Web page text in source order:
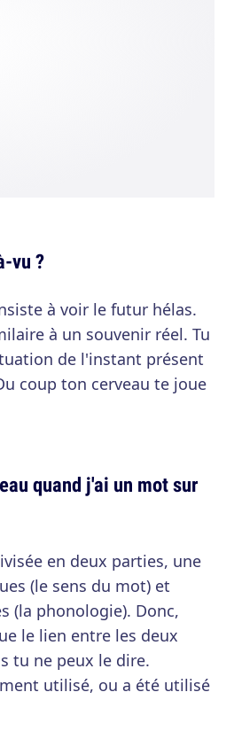
vu ?
à voir le futur hélas.
à un souvenir réel. Tu
de l'instant présent
coup ton cerveau te joue
quand j'ai un mot sur
en deux parties, une
(le sens du mot) et
(la phonologie). Donc,
le lien entre les deux
tu ne peux le dire.
utilisé, ou a été utilisé